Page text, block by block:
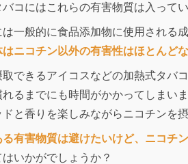
コにはこれらの有害物質は入ってい
一般的に食品添加物に使用される
ニコチン以外の有害性はほとんど
できるアイコスなどの加熱式タバ
るまでにも時間がかかってしまいま
と香りを楽しみながらニコチンを
有害物質は避けたいけど、ニコチ
いかがでしょうか？